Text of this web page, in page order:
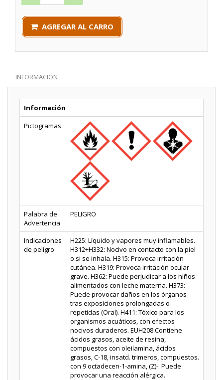
AGREGAR AL CARRO
INFORMACIÓN
Información
Pictogramas
Palabra de
Advertencia
PELIGRO
Indicaciones
de peligro
H225: Líquido y vapores muy inflamables.
H312+H332: Nocivo en contacto con la piel
o si se inhala. H315: Provoca irritación
cutánea. H319: Provoca irritación ocular
grave. H362: Puede perjudicar a los niños
alimentados con leche materna. H373:
Puede provocar daños en los órganos
tras exposiciones prolongadas o
repetidas (Oral). H411: Tóxico para los
organismos acuáticos, con efectos
nocivos duraderos. EUH208:Contiene
ácidos grasos, aceite de resina,
compuestos con oleilamina, ácidos
grasos, C-18, insatd. trimeros, compuestos.
con 9 octadecen-1-amina, (Z)-. Puede
provocar una reacción alérgica.